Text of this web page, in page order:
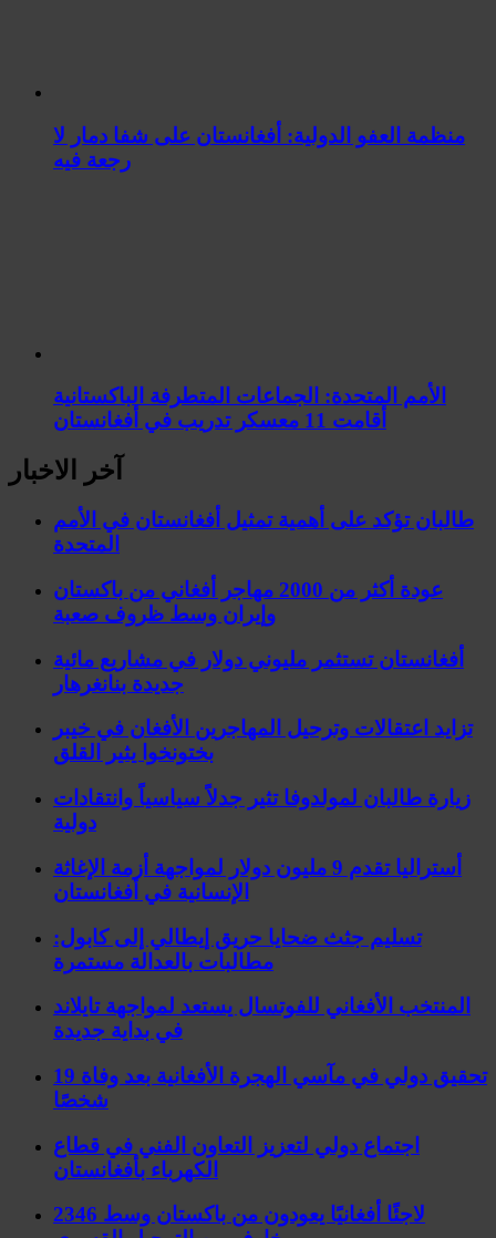
منظمة العفو الدولية: أفغانستان على شفا دمار لا
رجعة فيه
الأمم المتحدة: الجماعات المتطرفة الباكستانية
أقامت 11 معسكر تدريب في أفغانستان
آخر الاخبار
طالبان تؤكد على أهمية تمثيل أفغانستان في الأمم
المتحدة
عودة أكثر من 2000 مهاجر أفغاني من باكستان
وإيران وسط ظروف صعبة
أفغانستان تستثمر مليوني دولار في مشاريع مائية
جديدة بنانغرهار
تزايد اعتقالات وترحيل المهاجرين الأفغان في خيبر
بختونخوا يثير القلق
زيارة طالبان لمولدوفا تثير جدلاً سياسياً وانتقادات
دولية
أستراليا تقدم 9 مليون دولار لمواجهة أزمة الإغاثة
الإنسانية في أفغانستان
تسليم جثث ضحايا حريق إيطالي إلى كابول:
مطالبات بالعدالة مستمرة
المنتخب الأفغاني للفوتسال يستعد لمواجهة تايلاند
في بداية جديدة
تحقيق دولي في مآسي الهجرة الأفغانية بعد وفاة 19
شخصًا
اجتماع دولي لتعزيز التعاون الفني في قطاع
الكهرباء بأفغانستان
2346 لاجئًا أفغانيًا يعودون من باكستان وسط